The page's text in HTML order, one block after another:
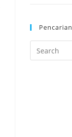
Pencarian